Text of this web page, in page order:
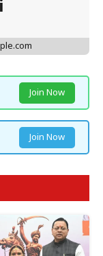
Join Now
Join Now